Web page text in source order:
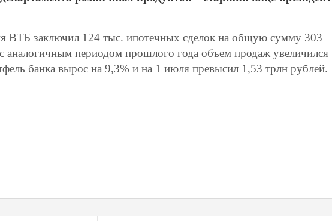
ВТБ заключил 124 тыс. ипотечных сделок на общую сумму 303
аналогичным периодом прошлого года объем продаж увеличился
банка вырос на 9,3% и на 1 июля превысил 1,53 трлн рублей.